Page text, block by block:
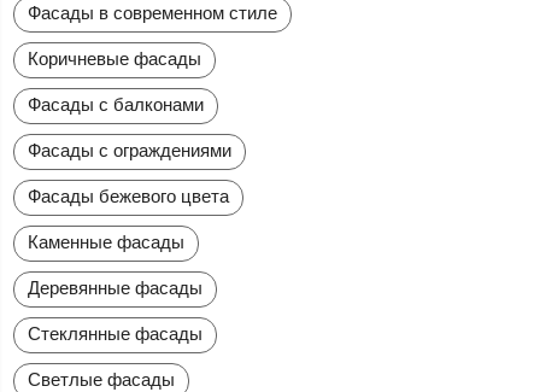
Фасады в современном стиле
Коричневые фасады
Фасады с балконами
Фасады с ограждениями
Фасады бежевого цвета
Каменные фасады
Деревянные фасады
Стеклянные фасады
Светлые фасады